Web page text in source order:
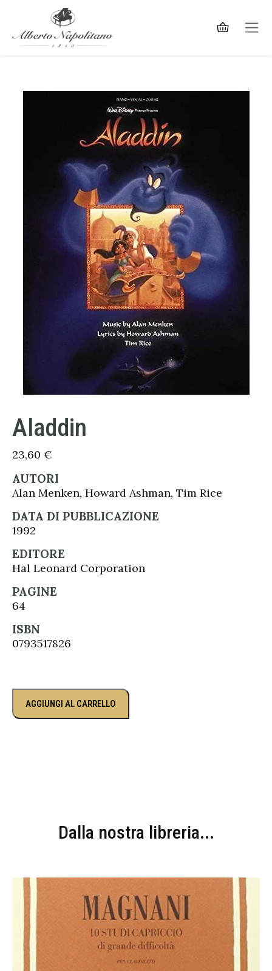
Aladdin
23,60 €
AUTORI
Alan Menken, Howard Ashman, Tim Rice
DATA DI PUBBLICAZIONE
1992
EDITORE
Hal Leonard Corporation
PAGINE
64
ISBN
0793517826
AGGIUNGI AL CARRELLO
Dalla nostra libreria...